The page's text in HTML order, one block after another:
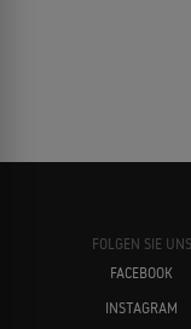
FOLGEN SIE UNS
FACEBOOK
INSTAGRAM